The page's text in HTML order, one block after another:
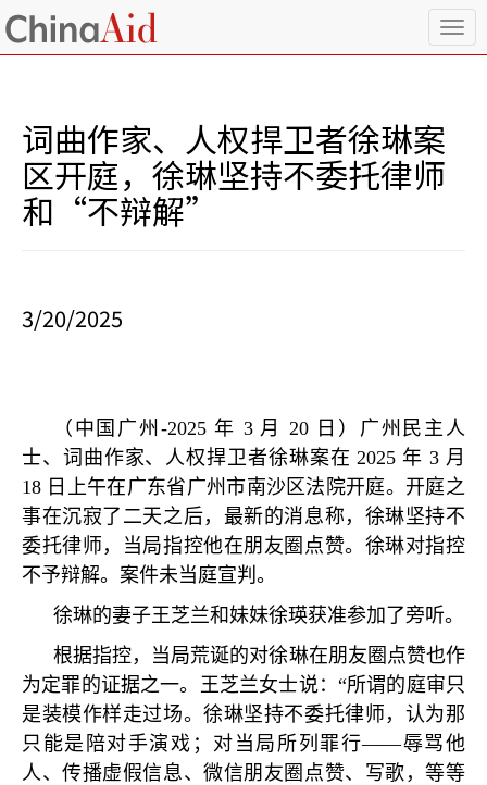
T
o
词曲作家、人权捍卫者徐琳案
区开庭，徐琳坚持不委托律师
和“不辩解”
3/20/2025
（中国广州-2025 年 3 月 20 日）广州民主人
士、词曲作家、人权捍卫者徐琳案在 2025年 3 月
18 日上午在广东省广州市南沙区法院开庭。开庭之
事在沉寂了二天之后，最新的消息称，徐琳坚持不
委托律师，当局指控他在朋友圈点赞。徐琳对指控
不予辩解。案件未当庭宣判。
徐琳的妻子王芝兰和妹妹徐瑛获准参加了旁听。
根据指控，当局荒诞的对徐琳在朋友圈点赞也作
为定罪的证据之一。王芝兰女士说： “所谓的庭审只
是装模作样走过场。徐琳坚持不委托律师，认为那
只能是陪对手演戏；对当局所列罪行——辱骂他
人、传播虚假信息、微信朋友圈点赞、写歌，等等